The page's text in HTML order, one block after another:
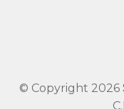
© Copyright 2026